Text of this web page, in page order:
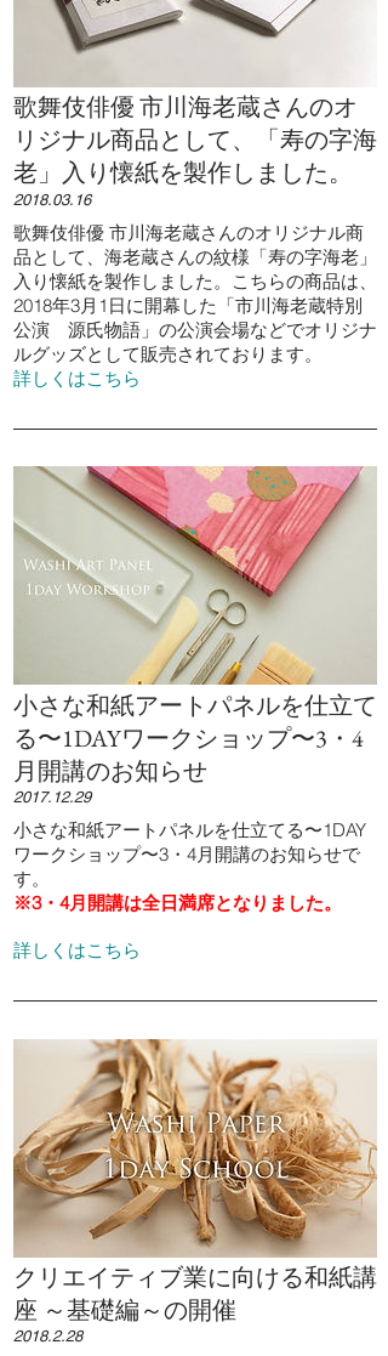
歌舞伎俳優 市川海老蔵さんのオ
リジナル商品として、「寿の字海
老」入り懐紙を製作しました。
2018.03.16
歌舞伎俳優 市川海老蔵さんのオリジナル商
品として、海老蔵さんの紋様「寿の字海老」
入り懐紙を製作しました。こちらの商品は、
2018年3月1日に開幕した「市川海老蔵特別
公演 源氏物語」の公演会場などでオリジナ
ルグッズとして販売されております。
詳しくはこちら
小さな和紙アートパネルを仕立て
る〜1DAYワークショップ〜3・4
月開講のお知らせ
2017.12.29
小さな和紙アートパネルを仕立てる〜1DAY
ワークショップ〜3・4月開講のお知らせで
す。
※3・4月開講は全日満席となりました。
詳しくはこちら
クリエイティブ業に向ける和紙講
座 ～基礎編～の開催
2018.2.28